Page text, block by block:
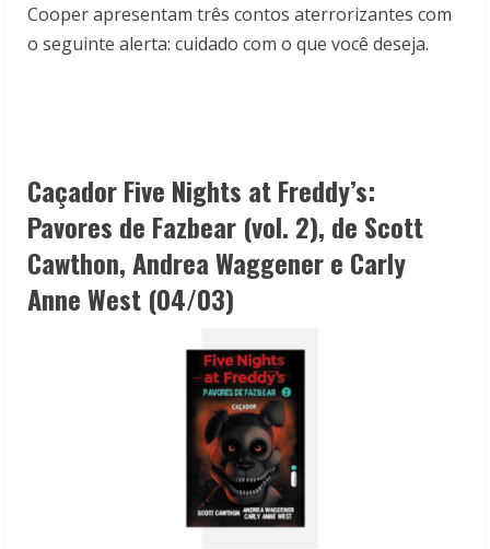
Cooper apresentam três contos aterrorizantes com
o seguinte alerta: cuidado com o que você deseja.
Caçador Five Nights at Freddy’s:
Pavores de Fazbear (vol. 2), de Scott
Cawthon, Andrea Waggener e Carly
Anne West (04/03)